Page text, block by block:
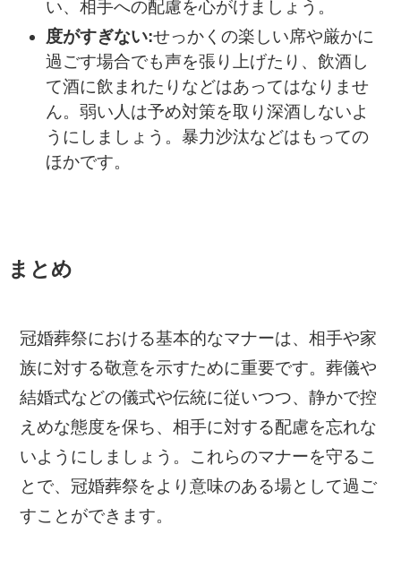
い、相手への配慮を心がけましょう。
度がすぎない:せっかくの楽しい席や厳かに
過ごす場合でも声を張り上げたり、飲酒し
て酒に飲まれたりなどはあってはなりませ
ん。弱い人は予め対策を取り深酒しないよ
うにしましょう。暴力沙汰などはもっての
ほかです。
まとめ
冠婚葬祭における基本的なマナーは、相手や家
族に対する敬意を示すために重要です。葬儀や
結婚式などの儀式や伝統に従いつつ、静かで控
えめな態度を保ち、相手に対する配慮を忘れな
いようにしましょう。これらのマナーを守るこ
とで、冠婚葬祭をより意味のある場として過ご
すことができます。